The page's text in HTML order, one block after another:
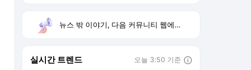
뉴스 밖 이야기, 다음 커뮤니티 웹에서 보기
실시간 트렌드 오늘 3:50 기준